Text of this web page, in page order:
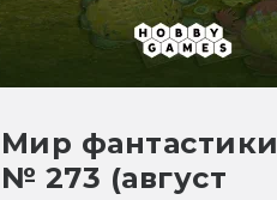
Мир фантастики
№ 273 (август